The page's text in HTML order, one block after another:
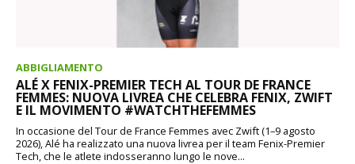
ABBIGLIAMENTO
ALÉ X FENIX-PREMIER TECH AL TOUR DE FRANCE
FEMMES: NUOVA LIVREA CHE CELEBRA FENIX, ZWIFT
E IL MOVIMENTO #WATCHTHEFEMMES
In occasione del Tour de France Femmes avec Zwift (1–9 agosto
2026), Alé ha realizzato una nuova livrea per il team Fenix-Premier
Tech, che le atlete indosseranno lungo le nove...